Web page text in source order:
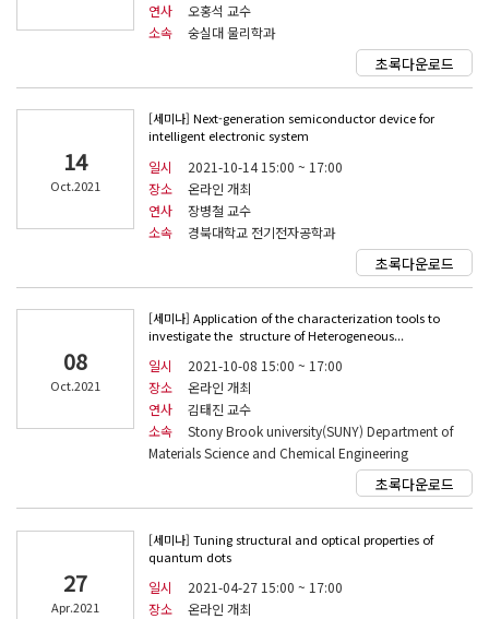
연사
오홍석 교수
소속
숭실대 물리학과
초록다운로드
14
Oct.2021
[세미나] Next-generation semiconductor device for
intelligent electronic system
일시
2021-10-14 15:00 ~ 17:00
장소
온라인 개최
연사
장병철 교수
소속
경북대학교 전기전자공학과
초록다운로드
08
Oct.2021
[세미나] Application of the characterization tools to
investigate the structure of Heterogeneous...
일시
2021-10-08 15:00 ~ 17:00
장소
온라인 개최
연사
김태진 교수
소속
Stony Brook university(SUNY) Department of
Materials Science and Chemical Engineering
초록다운로드
27
Apr.2021
[세미나] Tuning structural and optical properties of
quantum dots
일시
2021-04-27 15:00 ~ 17:00
장소
온라인 개최